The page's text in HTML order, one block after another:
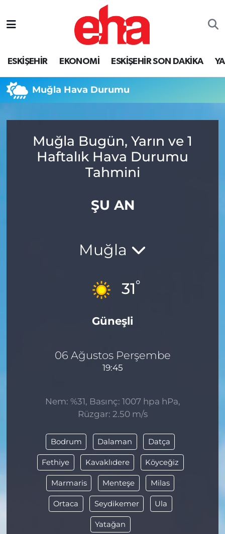
ESKİŞEHİR EKONOMİ ESKİŞEHİR SON DAKİKA
Muğla Hava Durumu
Muğla Bugün, Yarın ve 1
Haftalık Hava Durumu
Tahmini
ŞU AN
Muğla
31°
Güneşli
06 Ağustos Perşembe
19:45
Nem: %31, Basınç: 1007 hpa hPa,
Rüzgar: 2.50 m/s
Bodrum Dalaman Datça
Fethiye Kavaklıdere Köyceğiz
Marmaris Menteşe Milas
Ortaca Seydikemer Ula
Yatağan